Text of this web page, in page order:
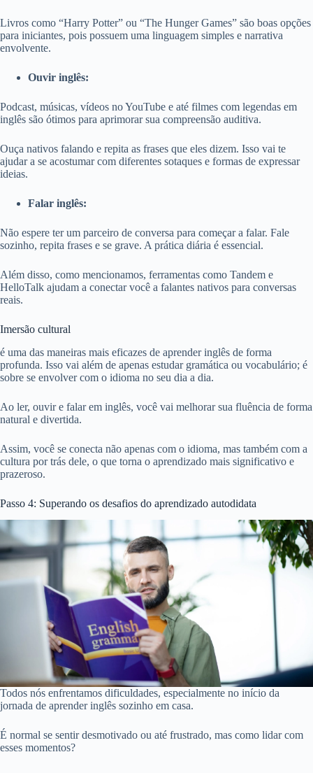
Livros como “Harry Potter” ou “The Hunger Games” são boas opções
para iniciantes, pois possuem uma linguagem simples e narrativa
envolvente.
Ouvir inglês:
Podcast, músicas, vídeos no YouTube e até filmes com legendas em
inglês são ótimos para aprimorar sua compreensão auditiva.
Ouça nativos falando e repita as frases que eles dizem. Isso vai te
ajudar a se acostumar com diferentes sotaques e formas de expressar
ideias.
Falar inglês:
Não espere ter um parceiro de conversa para começar a falar. Fale
sozinho, repita frases e se grave. A prática diária é essencial.
Além disso, como mencionamos, ferramentas como Tandem e
HelloTalk ajudam a conectar você a falantes nativos para conversas
reais.
Imersão cultural
é uma das maneiras mais eficazes de aprender inglês de forma
profunda. Isso vai além de apenas estudar gramática ou vocabulário; é
sobre se envolver com o idioma no seu dia a dia.
Ao ler, ouvir e falar em inglês, você vai melhorar sua fluência de forma
natural e divertida.
Assim, você se conecta não apenas com o idioma, mas também com a
cultura por trás dele, o que torna o aprendizado mais significativo e
prazeroso.
Passo 4: Superando os desafios do aprendizado autodidata
Todos nós enfrentamos dificuldades, especialmente no início da
jornada de aprender inglês sozinho em casa.
É normal se sentir desmotivado ou até frustrado, mas como lidar com
esses momentos?